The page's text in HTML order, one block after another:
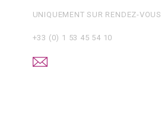
UNIQUEMENT SUR RENDEZ-VOUS
+33 (0) 1 53 45 54 10